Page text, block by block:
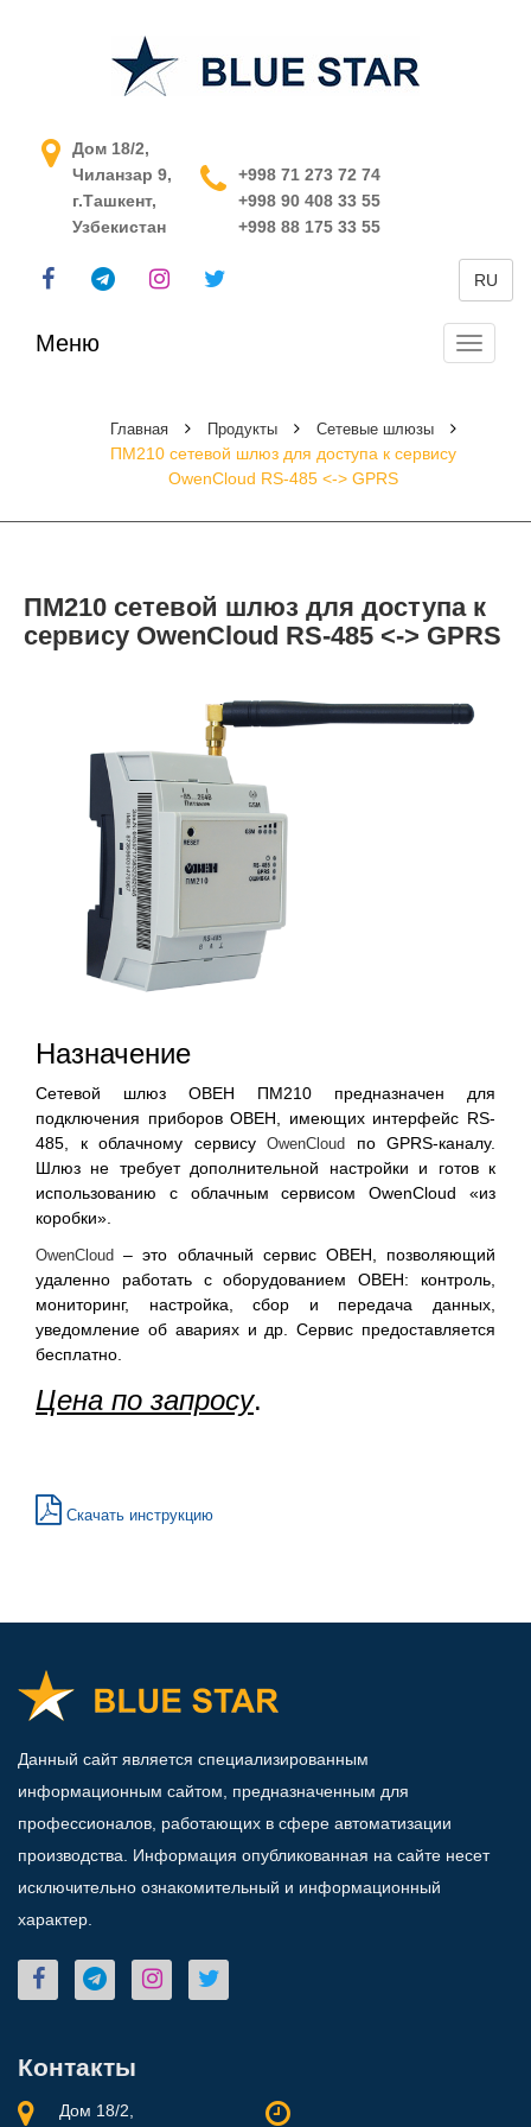
АСУ ТП в Узбекистане
Дом 18/2,
Чиланзар 9,
г.Ташкент,
Узбекистан
+998 71 273 72 74
+998 90 408 33 55
+998 88 175 33 55
RU
Меню
Главная Продукты Сетевые шлюзы
ПМ210 сетевой шлюз для доступа к сервису
OwenCloud RS-485 <-> GPRS
ПМ210 сетевой шлюз для доступа к
сервису OwenCloud RS-485 <-> GPRS
Назначение
Сетевой шлюз ОВЕН ПМ210 предназначен для
подключения приборов ОВЕН, имеющих интерфейс RS-
485, к облачному сервису OwenCloud по GPRS-каналу.
Шлюз не требует дополнительной настройки и готов к
использованию с облачным сервисом OwenCloud «из
коробки».
OwenCloud – это облачный сервис ОВЕН, позволяющий
удаленно работать с оборудованием ОВЕН: контроль,
мониторинг, настройка, сбор и передача данных,
уведомление об авариях и др. Сервис предоставляется
бесплатно.
Цена по запросу.
Скачать инструкцию
Данный сайт является специализированным
информационным сайтом, предназначенным для
профессионалов, работающих в сфере автоматизации
производства. Информация опубликованная на сайте несет
исключительно ознакомительный и информационный
характер.
Контакты
Дом 18/2,